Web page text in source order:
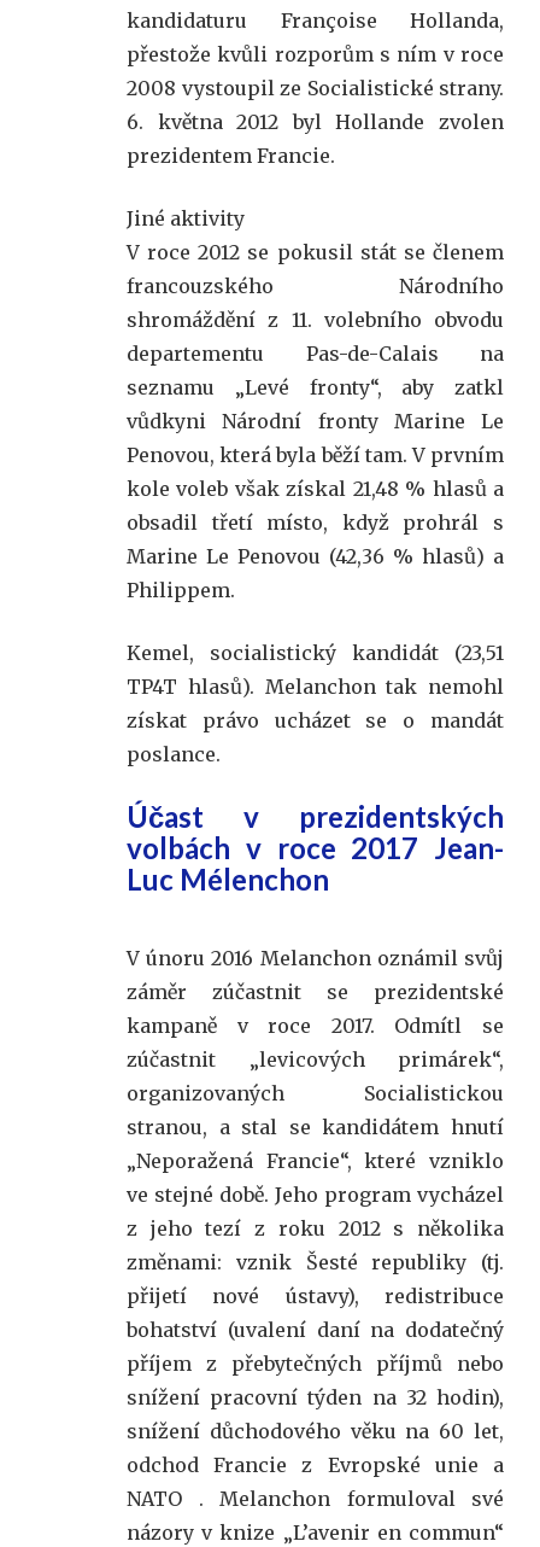
kandidaturu Françoise Hollanda,
přestože kvůli rozporům s ním v roce
2008 vystoupil ze Socialistické strany.
6. května 2012 byl Hollande zvolen
prezidentem Francie.
Jiné aktivity
V roce 2012 se pokusil stát se členem
francouzského Národního
shromáždění z 11. volebního obvodu
departementu Pas-de-Calais na
seznamu „Levé fronty“, aby zatkl
vůdkyni Národní fronty Marine Le
Penovou, která byla běží tam. V prvním
kole voleb však získal 21,48 % hlasů a
obsadil třetí místo, když prohrál s
Marine Le Penovou (42,36 % hlasů) a
Philippem.
Kemel, socialistický kandidát (23,51
TP4T hlasů). Melanchon tak nemohl
získat právo ucházet se o mandát
poslance.
Účast v prezidentských
volbách v roce 2017 Jean-
Luc Mélenchon
V únoru 2016 Melanchon oznámil svůj
záměr zúčastnit se prezidentské
kampaně v roce 2017. Odmítl se
zúčastnit „levicových primárek“,
organizovaných Socialistickou
stranou, a stal se kandidátem hnutí
„Neporažená Francie“, které vzniklo
ve stejné době. Jeho program vycházel
z jeho tezí z roku 2012 s několika
změnami: vznik Šesté republiky (tj.
přijetí nové ústavy), redistribuce
bohatství (uvalení daní na dodatečný
příjem z přebytečných příjmů nebo
snížení pracovní týden na 32 hodin),
snížení důchodového věku na 60 let,
odchod Francie z Evropské unie a
NATO . Melanchon formuloval své
názory v knize „L’avenir en commun“